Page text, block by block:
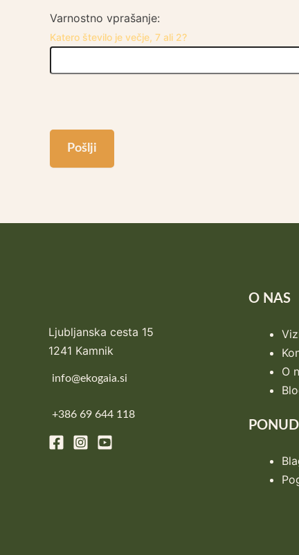
Varnostno vprašanje:
Katero število je večje, 7 ali 2?
Ljubljanska cesta 15
1241 Kamnik
info@ekogaia.si
+386 69 644 118
O NAS
O